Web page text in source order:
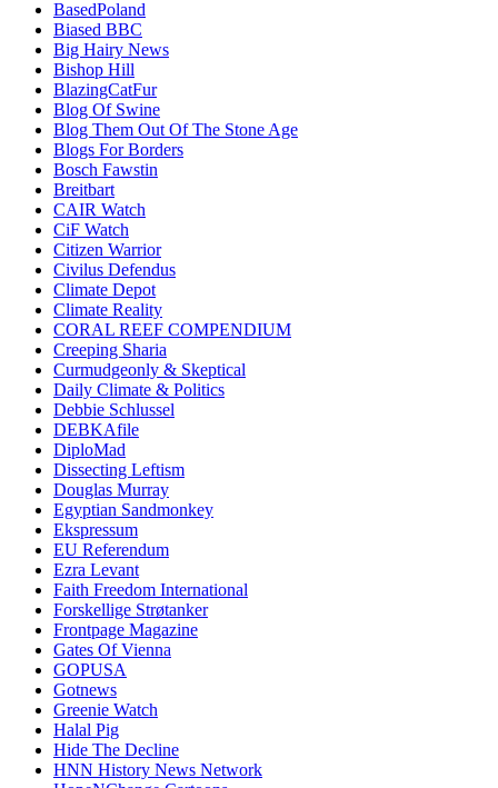
BasedPoland
Biased BBC
Big Hairy News
Bishop Hill
BlazingCatFur
Blog Of Swine
Blog Them Out Of The Stone Age
Blogs For Borders
Bosch Fawstin
Breitbart
CAIR Watch
CiF Watch
Citizen Warrior
Civilus Defendus
Climate Depot
Climate Reality
CORAL REEF COMPENDIUM
Creeping Sharia
Curmudgeonly & Skeptical
Daily Climate & Politics
Debbie Schlussel
DEBKAfile
DiploMad
Dissecting Leftism
Douglas Murray
Egyptian Sandmonkey
Ekspressum
EU Referendum
Ezra Levant
Faith Freedom International
Forskellige Strøtanker
Frontpage Magazine
Gates Of Vienna
GOPUSA
Gotnews
Greenie Watch
Halal Pig
Hide The Decline
HNN History News Network